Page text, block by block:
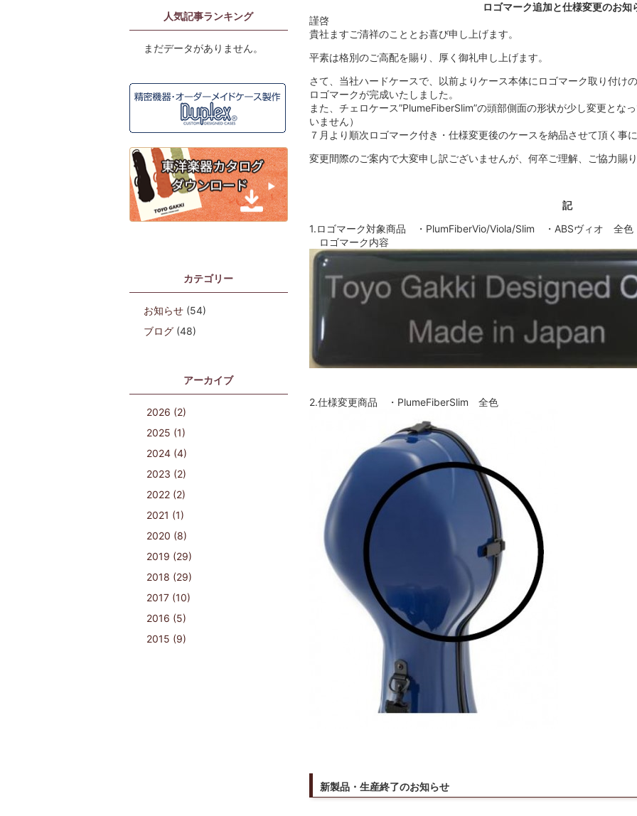
ロゴマーク追加と仕様変更のお知
謹啓
貴社ますご清祥のこととお喜び申し上げます。
平素は格別のご高配を賜り、厚く御礼申し上げます。
さて、当社ハードケースで、以前よりケース本体にロゴマーク取り付け
ロゴマークが完成いたしました。
また、チェロケース”PlumeFiberSlim”の頭部側面の形状が少し変更とな
いません）
７月より順次ロゴマーク付き・仕様変更後のケースを納品させて頂く事
変更間際のご案内で大変申し訳ございませんが、何卒ご理解、ご協力賜
記
1.ロゴマーク対象商品 ・PlumFiberVio/Viola/Slim ・ABSヴィオ 全色
ロゴマーク内容
2.仕様変更商品 ・PlumeFiberSlim 全色
新製品・生産終了のお知らせ
人気記事ランキング
まだデータがありません。
カテゴリー
お知らせ (54)
ブログ (48)
アーカイブ
2026 (2)
2025 (1)
2024 (4)
2023 (2)
2022 (2)
2021 (1)
2020 (8)
2019 (29)
2018 (29)
2017 (10)
2016 (5)
2015 (9)